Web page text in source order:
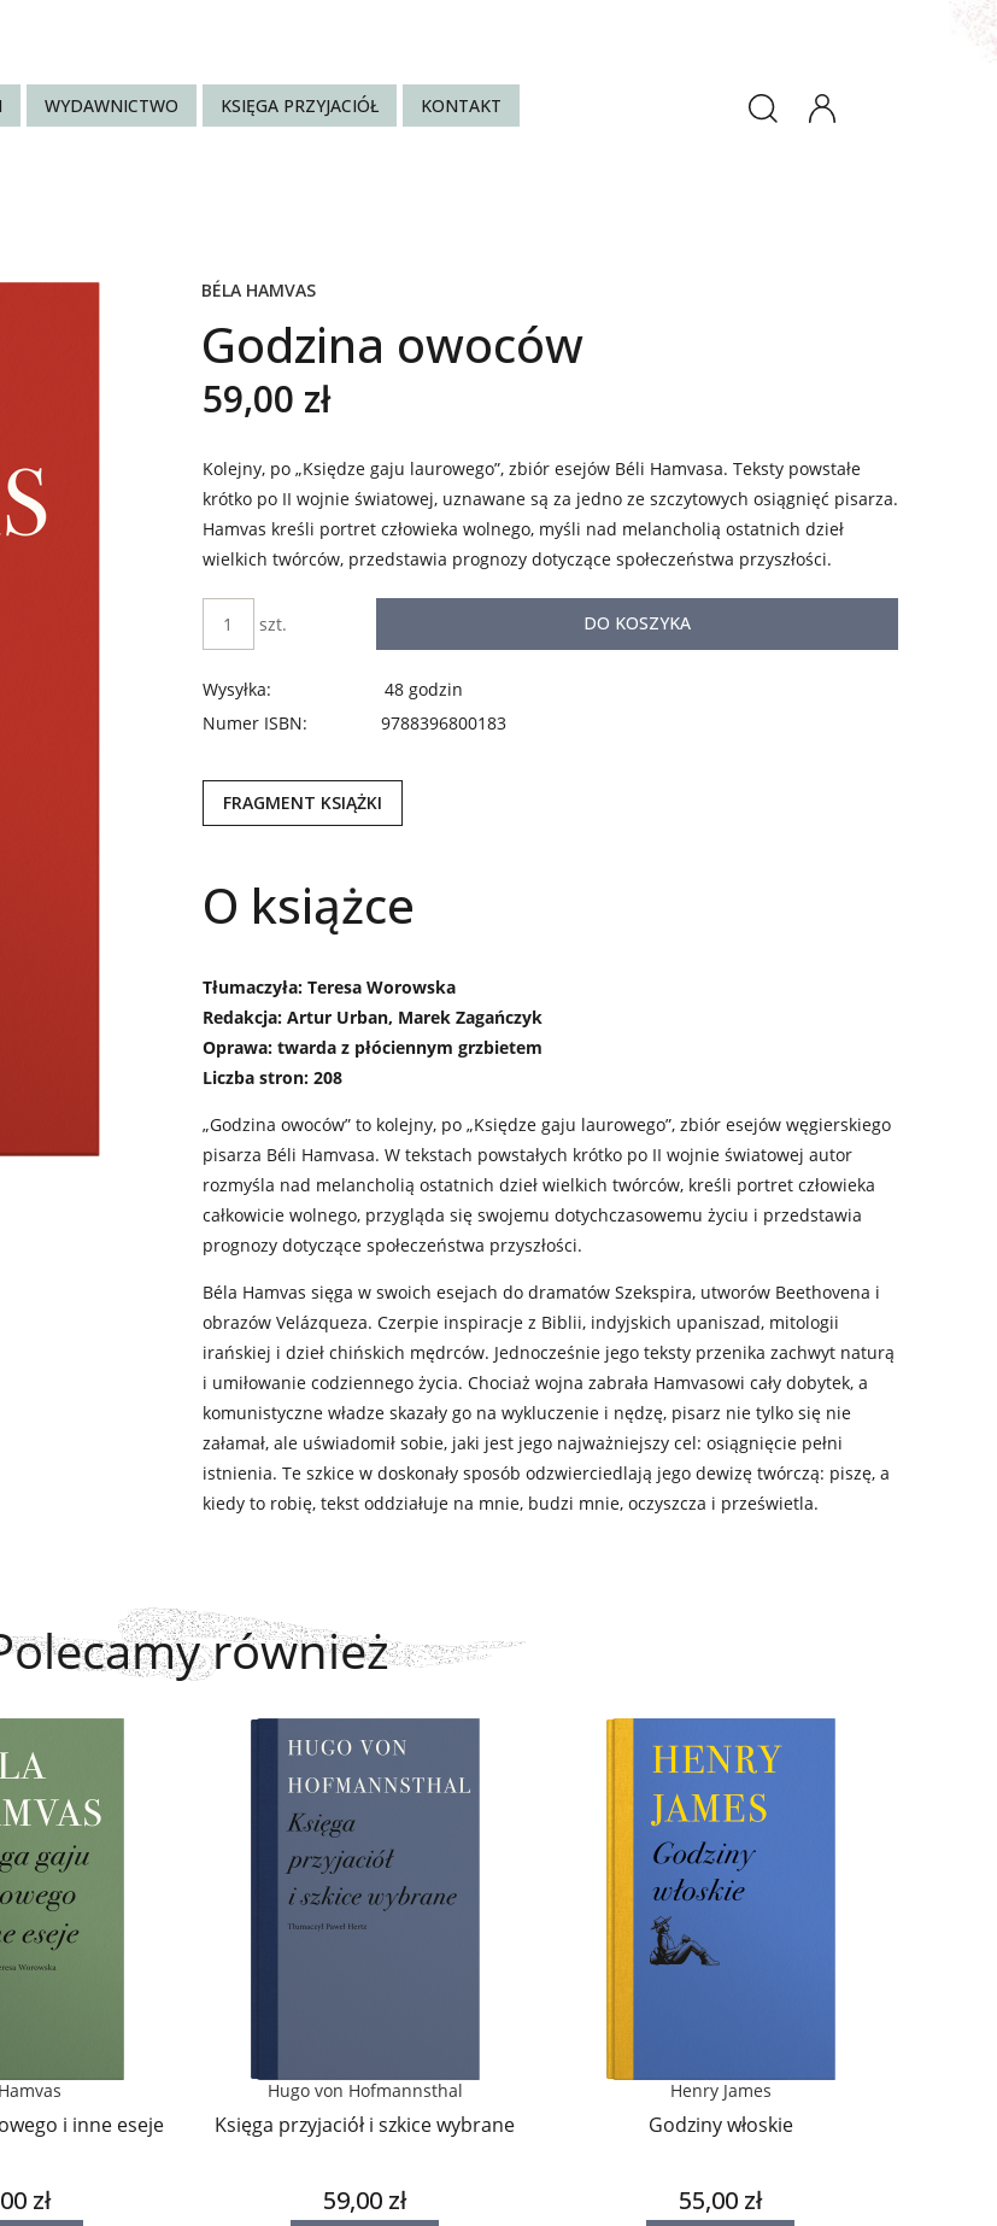
WYDAWNICTWO KSIĘGA PRZYJACIÓŁ KONTAKT
BÉLA HAMVAS
Godzina owoców
59,00 zł
Kolejny, po „Księdze gaju laurowego”, zbiór esejów Béli Hamvasa. Teksty powstałe
krótko po II wojnie światowej, uznawane są za jedno ze szczytowych osiągnięć pisarza.
Hamvas kreśli portret człowieka wolnego, myśli nad melancholią ostatnich dzieł
wielkich twórców, przedstawia prognozy dotyczące społeczeństwa przyszłości.
szt. DO KOSZYKA
Wysyłka:
48 godzin
Numer ISBN:
9788396800183
FRAGMENT KSIĄŻKI
O książce
Tłumaczyła: Teresa Worowska
Redakcja: Artur Urban, Marek Zagańczyk
Oprawa: twarda z płóciennym grzbietem
Liczba stron: 208
„Godzina owoców” to kolejny, po „Księdze gaju laurowego”, zbiór esejów węgierskiego
pisarza Béli Hamvasa. W tekstach powstałych krótko po II wojnie światowej autor
rozmyśla nad melancholią ostatnich dzieł wielkich twórców, kreśli portret człowieka
całkowicie wolnego, przygląda się swojemu dotychczasowemu życiu i przedstawia
prognozy dotyczące społeczeństwa przyszłości.
Béla Hamvas sięga w swoich esejach do dramatów Szekspira, utworów Beethovena i
obrazów Velázqueza. Czerpie inspiracje z Biblii, indyjskich upaniszad, mitologii
irańskiej i dzieł chińskich mędrców. Jednocześnie jego teksty przenika zachwyt naturą
i umiłowanie codziennego życia. Chociaż wojna zabrała Hamvasowi cały dobytek, a
komunistyczne władze skazały go na wykluczenie i nędzę, pisarz nie tylko się nie
załamał, ale uświadomił sobie, jaki jest jego najważniejszy cel: osiągnięcie pełni
istnienia. Te szkice w doskonały sposób odzwierciedlają jego dewizę twórczą: piszę, a
kiedy to robię, tekst oddziałuje na mnie, budzi mnie, oczyszcza i prześwietla.
również
i inne eseje
zł
Hugo von Hofmannsthal
Księga przyjaciół i szkice wybrane
59,00 zł
Henry James
Godziny włoskie
55,00 zł